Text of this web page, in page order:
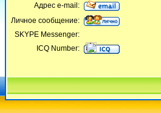
Адрес e-mail:
Личное сообщение:
SKYPE Messenger:
ICQ Number: